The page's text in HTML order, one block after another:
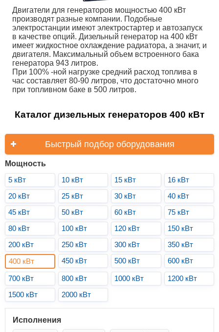
Двигатели для генераторов мощностью 400 кВт
производят разные компании. Подобные
электростанции имеют электростартер и автозапуск
в качестве опций. Дизельный генератор на 400 кВт
имеет жидкостное охлаждение радиатора, а значит, и
двигателя. Максимальный объем встроенного бака
генератора 943 литров.
При 100% -ной нагрузке средний расход топлива в
час составляет 80-90 литров, что достаточно много
при топливном баке в 500 литров.
Каталог дизельных генераторов 400 кВт
Быстрый подбор оборудования
Мощность
5 кВт
10 кВт 15 кВт
16 кВт
20 кВт
25 кВт 30 кВт
40 кВт
45 кВт
50 кВт 60 кВт
75 кВт
80 кВт
100 кВт 120 кВт
150 кВт
200 кВт
250 кВт 300 кВт
350 кВт
400 кВт
450 кВт 500 кВт 600 кВт
700 кВт 800 кВт 1000 кВт
1200 кВт
1500 кВт
2000 кВт
Исполнения